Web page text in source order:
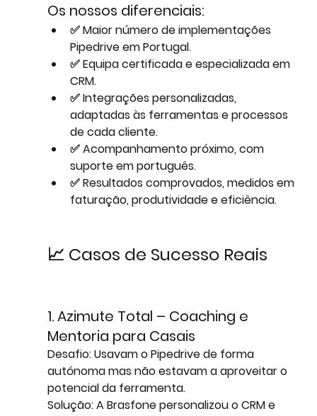
Os nossos diferenciais:
✅ Maior número de implementações
Pipedrive em Portugal.
✅ Equipa certificada e especializada em
CRM.
✅ Integrações personalizadas,
adaptadas às ferramentas e processos
de cada cliente.
✅ Acompanhamento próximo, com
suporte em português.
✅ Resultados comprovados, medidos em
faturação, produtividade e eficiência.
📈 Casos de Sucesso Reais
1. Azimute Total – Coaching e
Mentoria para Casais
Desafio: Usavam o Pipedrive de forma
autónoma mas não estavam a aproveitar o
potencial da ferramenta.
Solução: A Brasfone personalizou o CRM e